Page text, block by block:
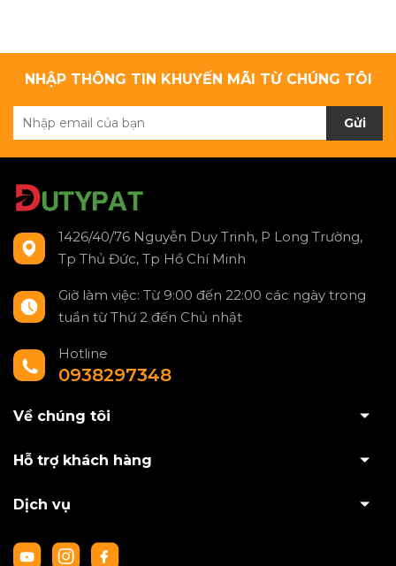
NHẬP THÔNG TIN KHUYẾN MÃI TỪ CHÚNG TÔI
Gửi
1426/40/76 Nguyễn Duy Trinh, P Long Trường,
Tp Thủ Đức, Tp Hồ Chí Minh
Giờ làm việc: Từ 9:00 đến 22:00 các ngày trong
tuần từ Thứ 2 đến Chủ nhật
Hotline
0938297348
Về chúng tôi
Hỗ trợ khách hàng
Dịch vụ